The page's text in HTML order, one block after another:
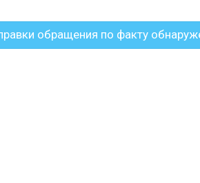
обращения по факту